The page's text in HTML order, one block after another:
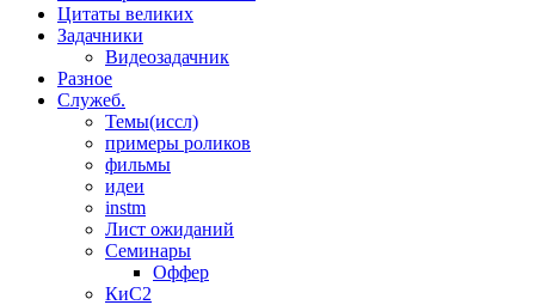
Цитаты великих
Задачники
Видеозадачник
Разное
Служеб.
Темы(иссл)
примеры роликов
фильмы
идеи
instm
Лист ожиданий
Семинары
Оффер
КиС2